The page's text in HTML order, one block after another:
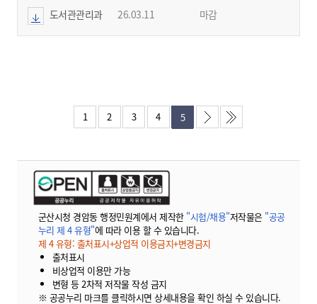
도서관관리과 26.03.11 마감
1 2 3 4 5
군산시청 경암동 행정민원계에서 제작한 "시험/채용"저작물은 "공공
누리 제 4 유형"에 따라 이용 할 수 있습니다.
제 4 유형: 출처표시+상업적 이용금지+변경금지
출처표시
비상업적 이용만 가능
변형 등 2차적 저작물 작성 금지
※ 공공누리 마크를 클릭하시면 상세내용을 확인 하실 수 있습니다.